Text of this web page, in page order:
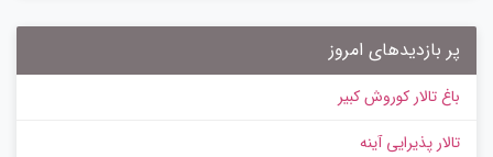
پر بازدیدهای امروز
باغ تالار کوروش کبیر
تالار پذیرایی آینه